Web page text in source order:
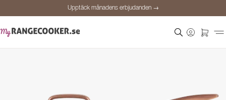
Upptäck månadens erbjudanden →